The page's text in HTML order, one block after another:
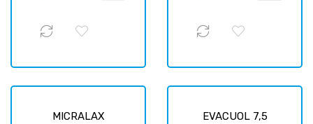
MICRALAX
EVACUOL 7,5